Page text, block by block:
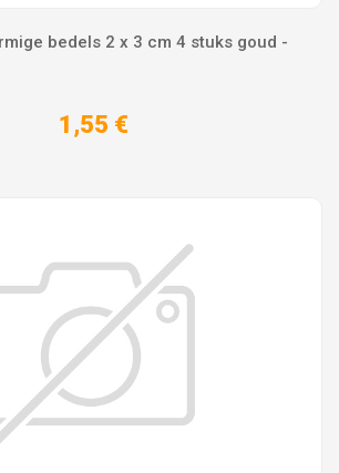
bedels 2 x 3 cm 4 stuks goud -
1,55 €